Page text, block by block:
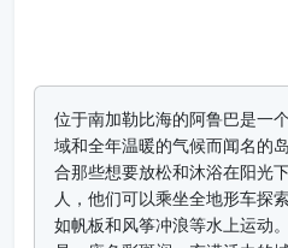
位于南加勒比海的阿鲁巴是一
域和全年温暖的气候而闻名的
合那些想要放松和沐浴在阳光
人，他们可以乘坐全地形车探
如帆板和风筝冲浪等水上运动